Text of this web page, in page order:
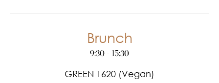
Brunch
9:30 - 15:30
GREEN 1620 (Vegan)